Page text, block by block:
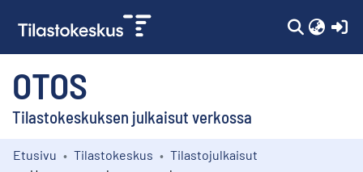
OTOS
Tilastokeskuksen julkaisut verkossa
Kokoelmat
Etusivu Tilastokeskus
Tilastojulkaisut